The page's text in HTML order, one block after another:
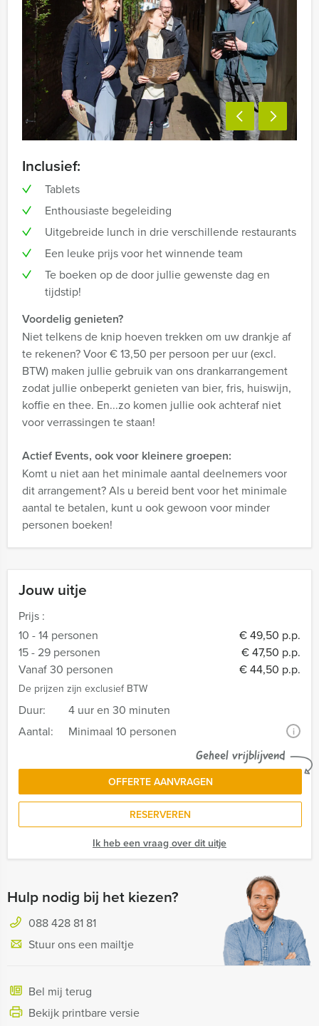
Jouw uitje
Prijs :
10 - 14 personen
€ 49,50 p.p.
15 - 29 personen
€ 47,50 p.p.
Vanaf 30 personen
€ 44,50 p.p.
De prijzen zijn exclusief BTW
Duur:
4 uur en 30 minuten
Aantal:
Minimaal 10 personen i
Geheel vrijblijvend
OFFERTE AANVRAGEN
RESERVEREN
Ik heb een vraag over dit uitje
Hulp nodig bij het kiezen?
088 428 81 81
Stuur ons een mailtje
Bel mij terug
Bekijk printbare versie
Inclusief:
Tablets
Enthousiaste begeleiding
Uitgebreide lunch in drie verschillende restaurants
Een leuke prijs voor het winnende team
Te boeken op de door jullie gewenste dag en
tijdstip!
Voordelig genieten?
Niet telkens de knip hoeven trekken om uw drankje af
te rekenen? Voor € 13,50 per persoon per uur (excl.
BTW) maken jullie gebruik van ons drankarrangement
zodat jullie onbeperkt genieten van bier, fris, huiswijn,
koffie en thee. En...zo komen jullie ook achteraf niet
voor verrassingen te staan!
Actief Events, ook voor kleinere groepen:
Komt u niet aan het minimale aantal deelnemers voor
dit arrangement? Als u bereid bent voor het minimale
aantal te betalen, kunt u ook gewoon voor minder
personen boeken!